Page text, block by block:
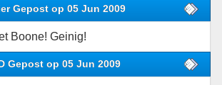
Gepost op 05 Jun 2009
Boone! Geinig!
Gepost op 05 Jun 2009